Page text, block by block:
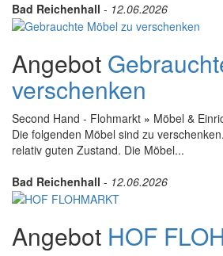
Bad Reichenhall - 12.06.2026
Angebot
verschenken
Second Hand - Flohmarkt » Möbel &
Die folgenden Möbel sind zu
relativ guten Zustand. Die Möbel...
Bad Reichenhall - 12.06.2026
Angebot HOF